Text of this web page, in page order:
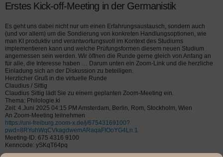
Erstes Kick-off-Meeting in der Germanistik
Es geht uns dabei nicht nur um einen Erfahrungsaustausch, sondern auch
(und vor allem) um die Sondierung von konkreten Handlungsoptionen, wie
man KI produktiv und verantwortungsvoll im Kontext des Studiums
implementieren kann und welche Prüfungsformen diesem neuen Studium
angemessen sein werden. Wir öffnen die Runde gerne gleich von Anfang an
für alle, die Interesse haben … Darum unten ein Zoom-Link und die herzliche
Einladung sich an der Diskussion zu beteiligen.
Herzlicher Gruß in die virtuelle Runde
Claudius / Sittig
Claudius Sittig lädt Sie zu einem geplanten Zoom-Meeting ein.
Thema: Philologie.ki
Zeit: 4.Juni 2025 04:15 PM Amsterdam, Berlin, Rom, Stockholm, Wien
An Zoom-Meeting teilnehmen
https://uni-freiburg.zoom-x.de/j/67543169100?
pwd=8RYuhWqCVkagdwemARaqaFIOoYG4Ln.1
Meeting-ID: 675 4316 9100
Kenncode: ySKqT64pq